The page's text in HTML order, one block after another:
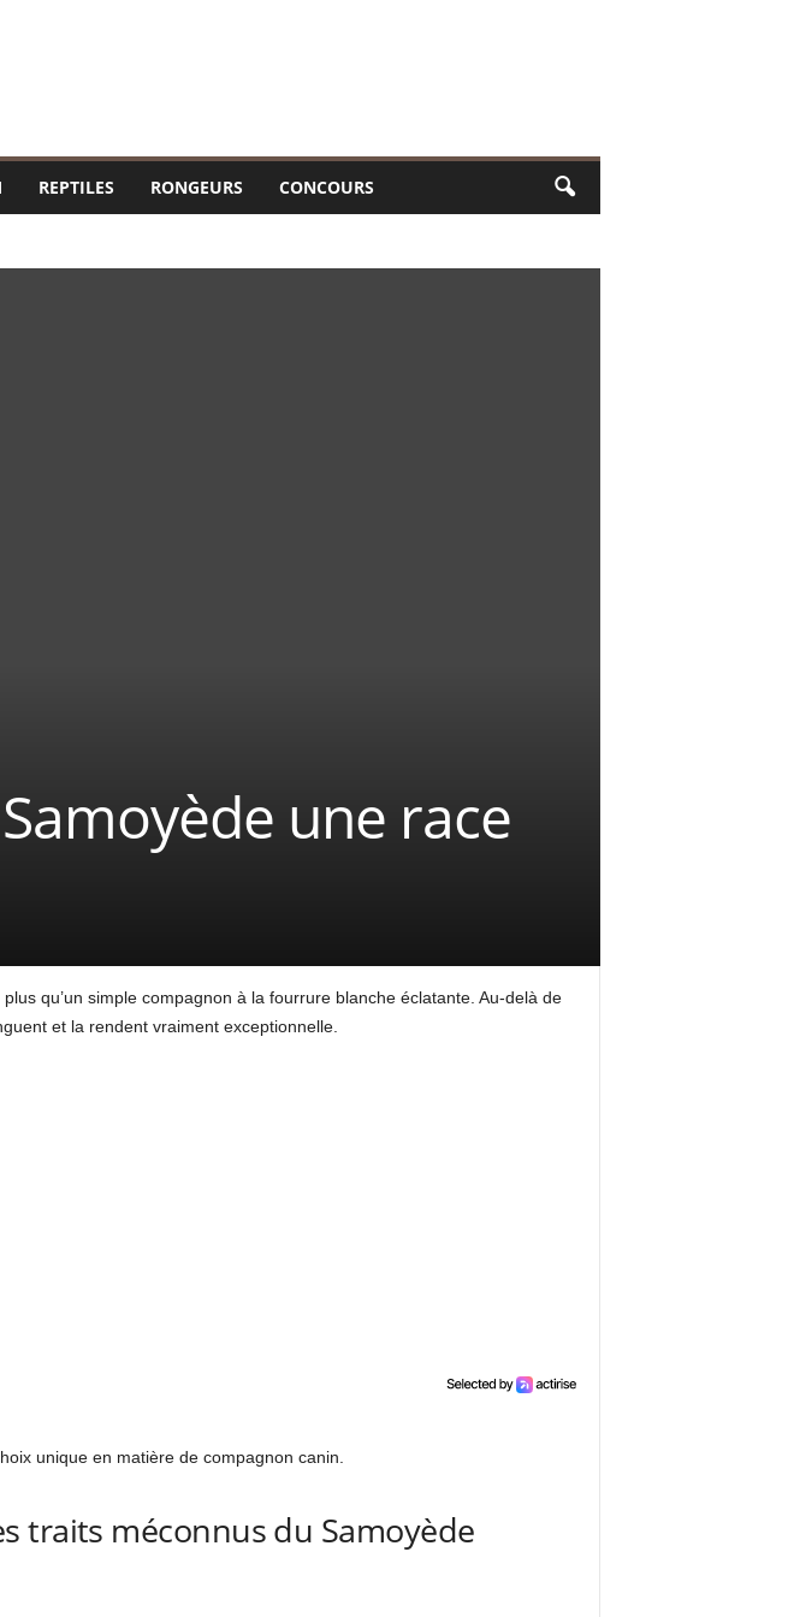
REPTILES RONGEURS CONCOURS
une race
qu’un simple compagnon à la fourrure blanche éclatante. Au-delà de
et la rendent vraiment exceptionnelle.
unique en matière de compagnon canin.
traits méconnus du Samoyède